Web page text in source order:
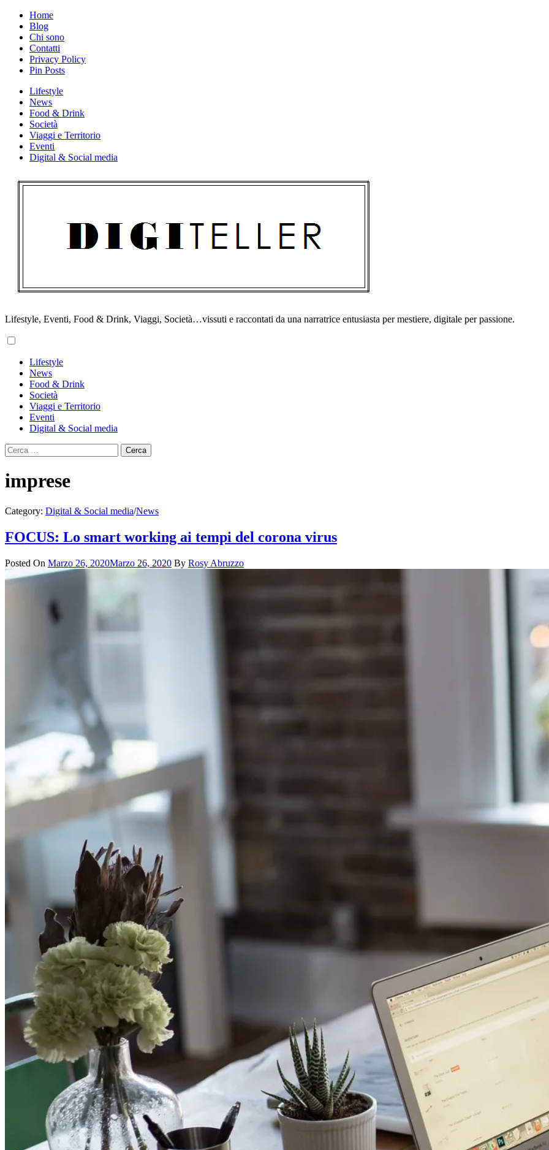
Skip
content
Home
Blog
Chi sono
Contatti
Privacy Policy
Pin Posts
Lifestyle
News
Food & Drink
Società
Viaggi e Territorio
Eventi
Digital & Social media
Lifestyle, Eventi, Food & Drink, Viaggi, Società…vissuti e raccontati da una narratrice entusiasta per mestiere, digitale per passione.
Menu
Lifestyle
News
Food & Drink
Società
Viaggi e Territorio
Eventi
Digital & Social media
Ricerca
per:
imprese
Category: Digital & Social media/News
FOCUS: Lo smart working ai tempi del corona virus
Posted On Marzo 26, 2020Marzo 26, 2020 By Rosy Abruzzo